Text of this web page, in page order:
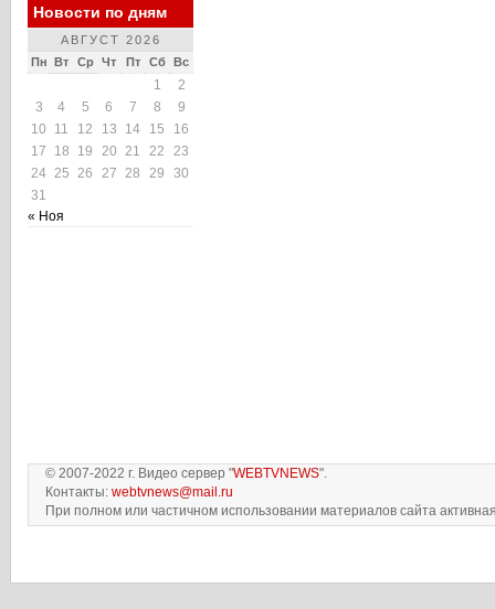
Новости по дням
АВГУСТ 2026
Пн Вт Ср Чт Пт Сб Вс
1
2
3
4 5 6 7 8
9
10
11 12 13 14 15
16
17
18 19 20 21 22
23
24 25 26 27 28 29
30
31
« Ноя
© 2007-2022 г. Видео сервер "WEBTVNEWS".
Контакты: webtvnews@mail.ru
При полном или частичном использовании материалов сайта